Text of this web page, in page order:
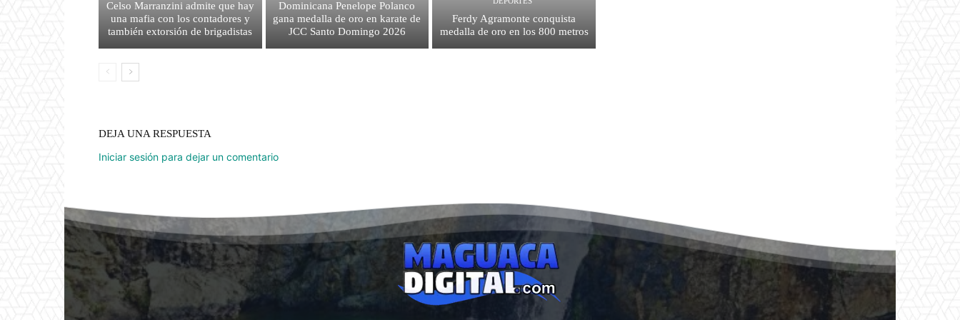
Celso Marranzini admite que hay
una mafia con los contadores y
también extorsión de brigadistas
Dominicana Penelope Polanco
gana medalla de oro en karate de
JCC Santo Domingo 2026
Ferdy Agramonte conquista
medalla de oro en los 800 metros
DEJA UNA RESPUESTA
Iniciar sesión para dejar un comentario